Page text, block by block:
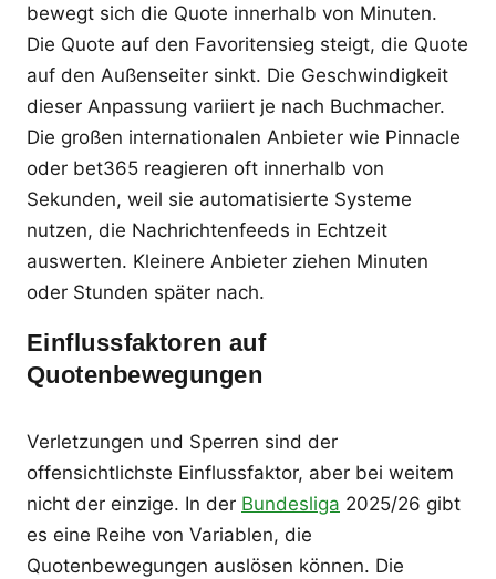
bewegt sich die Quote innerhalb von Minuten.
Die Quote auf den Favoritensieg steigt, die Quote
auf den Außenseiter sinkt. Die Geschwindigkeit
dieser Anpassung variiert je nach Buchmacher.
Die großen internationalen Anbieter wie Pinnacle
oder bet365 reagieren oft innerhalb von
Sekunden, weil sie automatisierte Systeme
nutzen, die Nachrichtenfeeds in Echtzeit
auswerten. Kleinere Anbieter ziehen Minuten
oder Stunden später nach.
Einflussfaktoren auf
Quotenbewegungen
Verletzungen und Sperren sind der
offensichtlichste Einflussfaktor, aber bei weitem
nicht der einzige. In der Bundesliga 2025/26 gibt
es eine Reihe von Variablen, die
Quotenbewegungen auslösen können. Die